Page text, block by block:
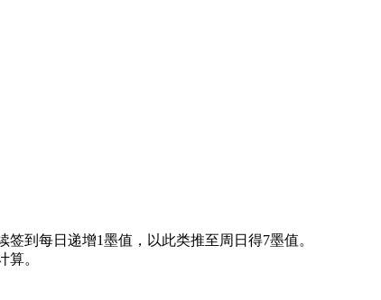
到每日递增1墨值，以此类推至周日得7墨值。
算。